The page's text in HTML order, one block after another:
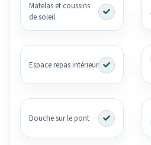
Matelas et coussins
de soleil
Espace repas intérieur
Douche sur le pont